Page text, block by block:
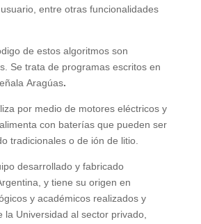
entre otras funcionalidades
de estos algoritmos son
Se trata de programas escritos en
Aragúas.
por medio de motores eléctricos y
con baterías que pueden ser
tradicionales o de ión de litio.
desarrollado y fabricado
y tiene su origen en
y académicos realizados y
la Universidad al sector privado,